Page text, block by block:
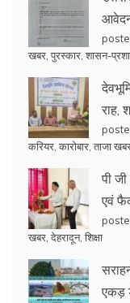
खबर पुरस्कार शासन-
राह,
करियर कारोबार ताजा
पी
एवं
खबर देहरादून, शिक्षा
एकड़